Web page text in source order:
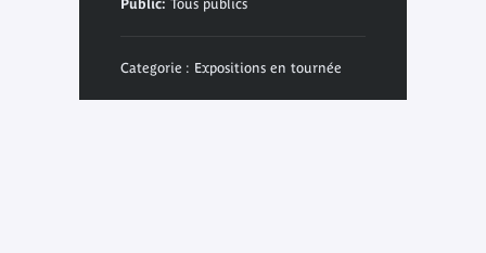
Public: Tous publics
Categorie : Expositions en tournée